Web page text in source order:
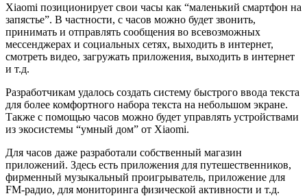
Xiaomi позиционирует свои часы как “маленький смартфон на
запястье”. В частности, с часов можно будет звонить,
принимать и отправлять сообщения во всевозможных
мессенджерах и социальных сетях, выходить в интернет,
смотреть видео, загружать приложения, выходить в интернет
и т.д.
Разработчикам удалось создать систему быстрого ввода текста
для более комфортного набора текста на небольшом экране.
Также с помощью часов можно будет управлять устройствами
из экосистемы “умный дом” от Xiaomi.
Для часов даже разработали собственный магазин
приложений. Здесь есть приложения для путешественников,
фирменный музыкальный проигрыватель, приложение для
FM-радио, для мониторинга физической активности и т.д.